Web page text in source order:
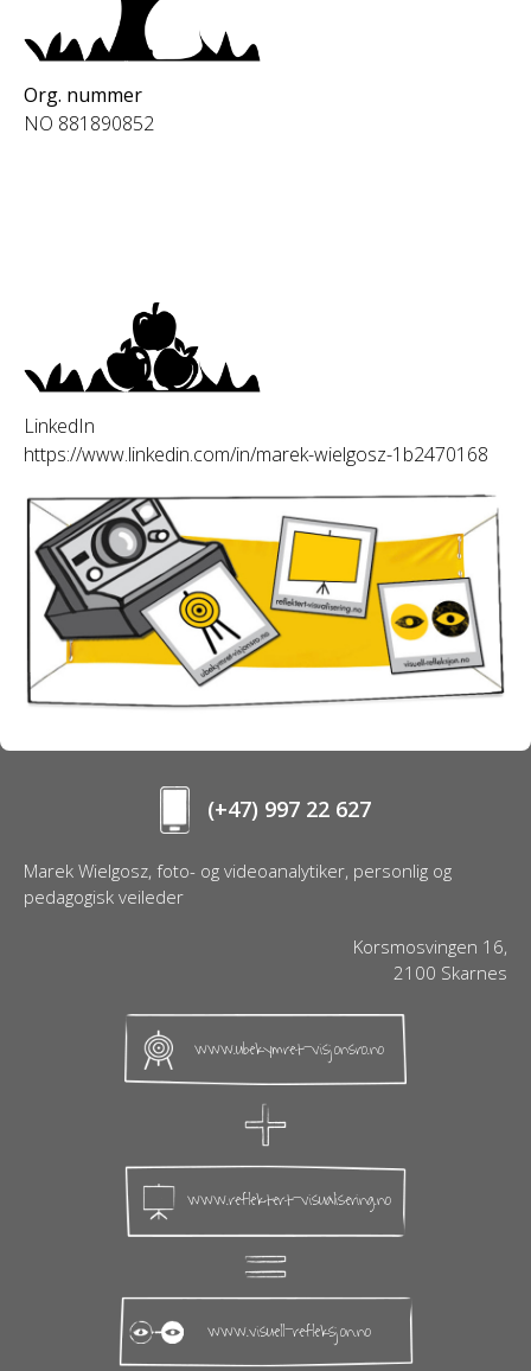
Org. nummer
NO 881890852
LinkedIn
https://www.linkedin.com/in/marek-wielgosz-1b2470168
(+47) 997 22 627
Marek Wielgosz, foto- og videoanalytiker, personlig og
pedagogisk veileder
www.ubekymret-visjonsro.no
www.reflektert-visualisering.no
www.visuell-refleksjon.no
Korsmosvingen 16,
2100 Skarnes